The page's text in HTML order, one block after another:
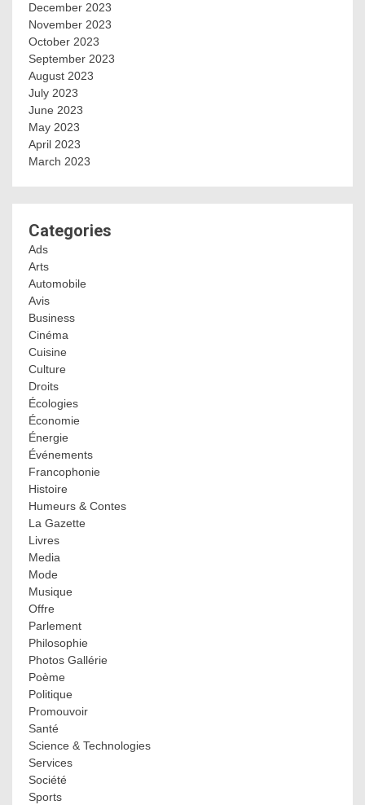
December 2023
November 2023
October 2023
September 2023
August 2023
July 2023
June 2023
May 2023
April 2023
March 2023
Categories
Ads
Arts
Automobile
Avis
Business
Cinéma
Cuisine
Culture
Droits
Écologies
Économie
Énergie
Événements
Francophonie
Histoire
Humeurs & Contes
La Gazette
Livres
Media
Mode
Musique
Offre
Parlement
Philosophie
Photos Gallérie
Poème
Politique
Promouvoir
Santé
Science & Technologies
Services
Société
Sports